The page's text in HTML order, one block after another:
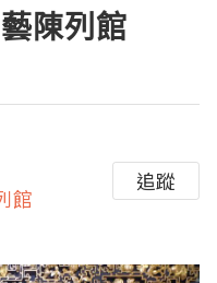
陳列館
館
追蹤